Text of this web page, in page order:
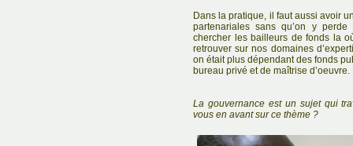
Dans la pratique, il faut aussi avoir
partenariales sans qu’on y
chercher les bailleurs de fonds la
retrouver sur nos domaines
on était plus dépendant des fonds
bureau privé et de maîtrise d’oeuvre.
La gouvernance est un sujet qui
vous en avant sur ce thème ?